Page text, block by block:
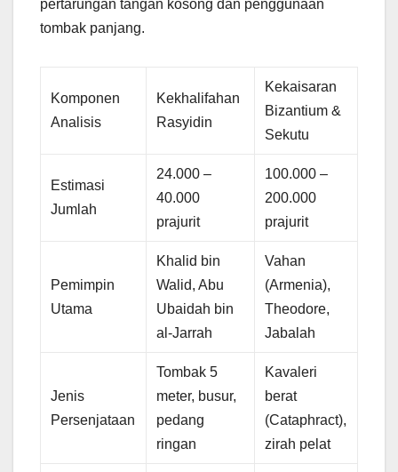
pertarungan tangan kosong dan penggunaan
tombak panjang.
Komponen
Analisis
Kekhalifahan
Rasyidin
Kekaisaran
Bizantium &
Sekutu
Estimasi
Jumlah
24.000 –
40.000
prajurit
100.000 –
200.000
prajurit
Pemimpin
Utama
Khalid bin
Walid, Abu
Ubaidah bin
al-Jarrah
Vahan
(Armenia),
Theodore,
Jabalah
Jenis
Persenjataan
Tombak 5
meter, busur,
pedang
ringan
Kavaleri
berat
(Cataphract),
zirah pelat